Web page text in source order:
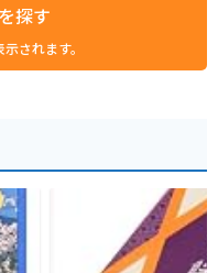
探す
されます。